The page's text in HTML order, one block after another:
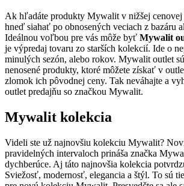
Ak hľadáte produkty Mywalit v nižšej cenovej
hneď siahať po obnosených veciach z bazáru
Ideálnou voľbou pre vás môže byť Mywalit
je výpredaj tovaru zo starších kolekcií. Ide o
minulých sezón, alebo rokov. Mywalit outlet
nenosené produkty, ktoré môžete získať v
zlomok ich pôvodnej ceny. Tak neváhajte a
outlet predajňu so značkou Mywalit.
Mywalit kolekcia
Videli ste už najnovšiu kolekciu Mywalit?
pravidelných intervaloch prináša značka
dychberúce. Aj táto najnovšia kolekcia
Sviežosť, modernosť, elegancia a štýl. To sú